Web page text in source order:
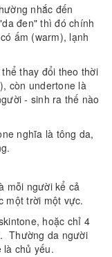
nhắc đến
đen" thì đó chính
ấm (warm), lạnh
thay đổi theo thời
còn undertone là
- sinh ra thế nào
nghĩa là tông da,
mỗi người kể cả
một trời một vực.
hoặc chỉ 4
Thường da người
chủ yếu.